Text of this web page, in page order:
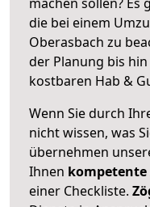
die bei einem
Oberasbach zu
der Planung bis
kostbaren Hab &
Wenn Sie durch
nicht wissen, was
übernehmen
Ihnen kompetente
einer Checkliste.